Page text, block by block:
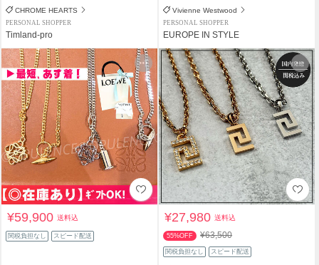
CHROME HEARTS
PERSONAL SHOPPER
Timland-pro
Vivienne Westwood
PERSONAL SHOPPER
EUROPE IN STYLE
¥59,900送料込
関税負担なし スピード配送
¥27,980送料込
55%OFF ¥63,500
関税負担なし スピード配送